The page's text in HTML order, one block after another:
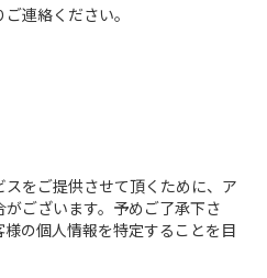
連絡ください。
をご提供させて頂くために、ア
ございます。予めご了承下さ
の個人情報を特定することを目